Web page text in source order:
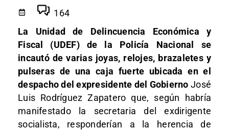
164
La Unidad de Delincuencia Económica y
Fiscal (UDEF) de la Policía Nacional se
incautó de varias joyas, relojes, brazaletes y
pulseras de una caja fuerte ubicada en el
despacho del expresidente del Gobierno José
Luis Rodríguez Zapatero que, según habría
manifestado la secretaria del exdirigente
socialista, responderían a la herencia de